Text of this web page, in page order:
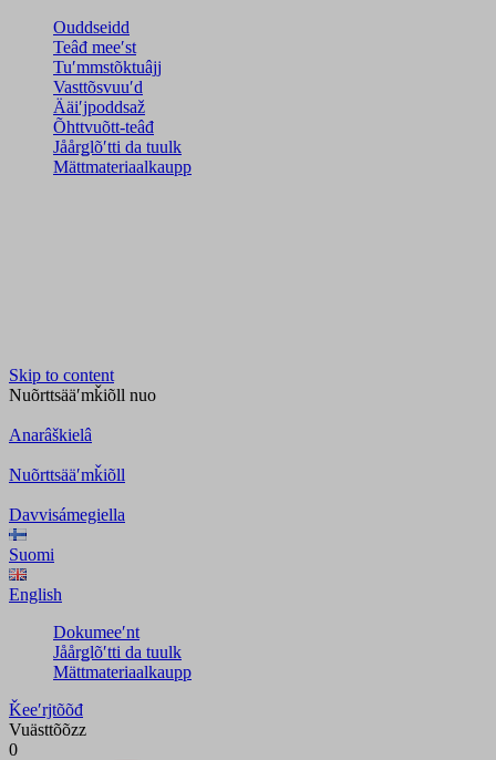
Ouddseidd
Teâđ meeʹst
Tuʹmmstõktuâjj
Vasttõsvuuʹd
Ääiʹjpoddsaž
Õhttvuõtt-teâđ
Jåårǥlõʹtti da tuulk
Mättmateriaalkaupp
Skip to content
Nuõrttsääʹmǩiõll nuo
Anarâškielâ
Nuõrttsääʹmǩiõll
Davvisámegiella
Suomi
English
Dokumeeʹnt
Jåårǥlõʹtti da tuulk
Mättmateriaalkaupp
Ǩeeʹrjtõõđ
Vuästtõõzz
0